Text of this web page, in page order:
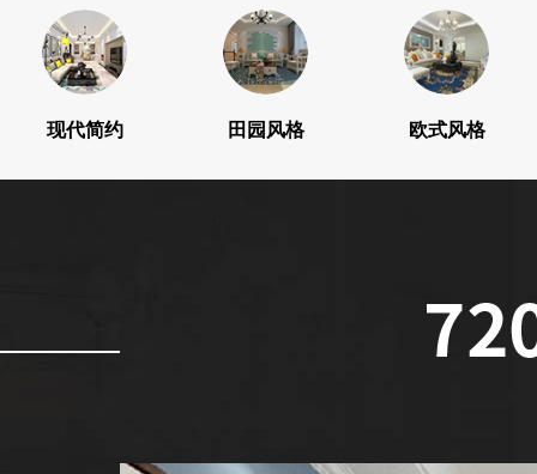
现代简约 田园风格 欧式风格